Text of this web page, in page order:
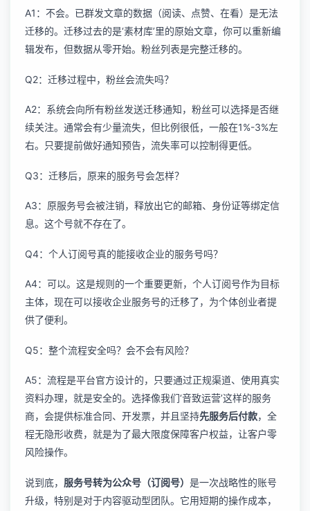
A1：不会。已群发文章的数据（阅读、点赞、在看）是无法
迁移的。迁移过去的是‘素材库’里的原始文章，你可以重新编
辑发布，但数据从零开始。粉丝列表是完整迁移的。
Q2：迁移过程中，粉丝会流失吗？
A2：系统会向所有粉丝发送迁移通知，粉丝可以选择是否继
续关注。通常会有少量流失，但比例很低，一般在1%-3%左
右。只要提前做好通知预告，流失率可以控制得更低。
Q3：迁移后，原来的服务号会怎样？
A3：原服务号会被注销，释放出它的邮箱、身份证等绑定信
息。这个号就不存在了。
Q4：个人订阅号真的能接收企业的服务号吗？
A4：可以。这是规则的一个重要更新，个人订阅号作为目标
主体，现在可以接收企业服务号的迁移了，为个体创业者提
供了便利。
Q5：整个流程安全吗？会不会有风险？
A5：流程是平台官方设计的，只要通过正规渠道、使用真实
资料办理，就是安全的。选择像我们‘音致运营’这样的服务
商，会提供标准合同、开发票，并且坚持先服务后付款，全
程无隐形收费，就是为了最大限度保障客户权益，让客户零
风险操作。
说到底， 服务号转为公众号（订阅号） 是一次战略性的账号
升级，特别是对于内容驱动型团队。它用短期的操作成本，